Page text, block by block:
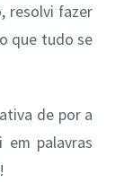
resolvi fazer
que tudo se
de por a
em palavras